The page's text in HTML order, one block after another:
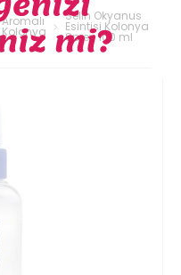
Aromalı
Kolonya
Selin Okyanus
Esintisi Kolonya
Sprey 100 ml